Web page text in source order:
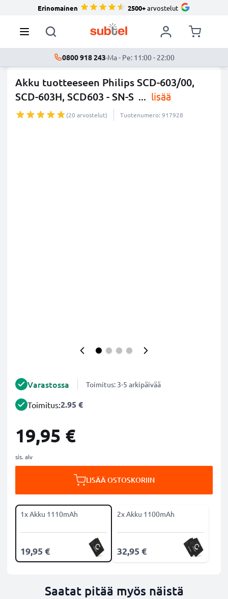
Erinomainen 2500+arvostelut
0800 918 243·Ma - Pe: 11:00 - 22:00
Akku tuotteeseen Philips SCD-603/00,
SCD-603H, SCD603 - SN-S ... lisää
(20 arvostelut) Tuotenumero: 917928
Varastossa Toimitus: 3-5 arkipäivää
Toimitus:2.95 €
19,95 €
sis. alv
LISÄÄ OSTOSKORIIN
1x Akku 1110mAh
19,95 €
2x Akku 1100mAh
32,95 €
Saatat pitää myös näistä